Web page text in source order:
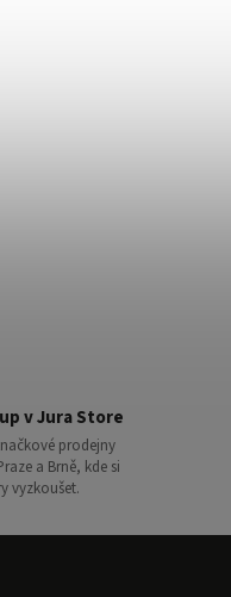
v Jura Store
prodejny
a Brně, kde si
vyzkoušet.